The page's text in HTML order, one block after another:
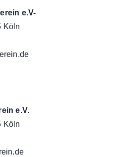
e.V-
Köln
e.V.
Köln